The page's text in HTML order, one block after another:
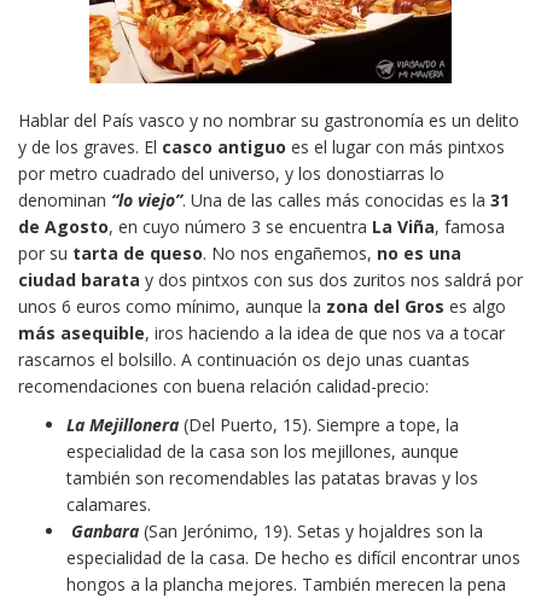
Hablar del País vasco y no nombrar su gastronomía es un delito
y de los graves. El casco antiguo es el lugar con más pintxos
por metro cuadrado del universo, y los donostiarras lo
denominan “lo viejo”. Una de las calles más conocidas es la 31
de Agosto, en cuyo número 3 se encuentra La Viña, famosa
por su tarta de queso. No nos engañemos, no es una
ciudad barata y dos pintxos con sus dos zuritos nos saldrá por
unos 6 euros como mínimo, aunque la zona del Gros es algo
más asequible, iros haciendo a la idea de que nos va a tocar
rascarnos el bolsillo. A continuación os dejo unas cuantas
recomendaciones con buena relación calidad-precio:
La Mejillonera (Del Puerto, 15). Siempre a tope, la
especialidad de la casa son los mejillones, aunque
también son recomendables las patatas bravas y los
calamares.
Ganbara (San Jerónimo, 19). Setas y hojaldres son la
especialidad de la casa. De hecho es difícil encontrar unos
hongos a la plancha mejores. También merecen la pena